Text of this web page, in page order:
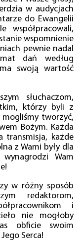
w audycjach
do Ewangelii
współpracowali,
wspomnienie
pewnie nadal
dań według
swoją wartość
słuchaczom,
którzy byli z
tworzyć,
Bożym. Każda
transmisja, każde
z Wami były dla
Wam
w różny sposób
redaktorom,
i
nie mogłoby
obficie swoim
Serca!